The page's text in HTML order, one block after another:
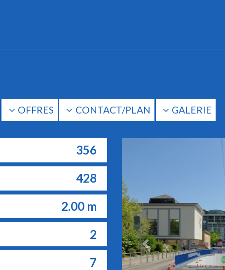
OFFRES CONTACT/PLAN GALERIE
356
428
2.00 m
2
7
Previous